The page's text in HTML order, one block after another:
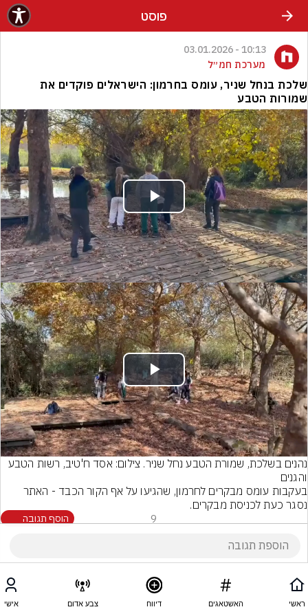
פוסט
10:13 - 03.01.2026
מערכת חמ״ל
שלכת בנחל שניר, עומס בחרמון: הישראלים פוקדים את
שמורות הטבע
Play
Video
Play
Video
והגנים
נסגר כעת לכניסת מבקרים.
9 הוסף תגובה
ראשי האשטאגים דיווח צבע אדום אישי